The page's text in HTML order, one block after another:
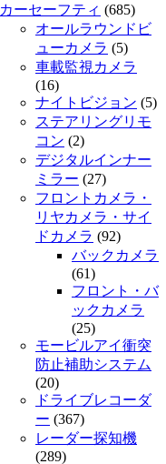
カーセーフティ (685)
オールラウンドビ
ューカメラ (5)
車載監視カメラ
(16)
ナイトビジョン (5)
ステアリングリモ
コン (2)
デジタルインナー
ミラー (27)
フロントカメラ・
リヤカメラ・サイ
ドカメラ (92)
バックカメラ
(61)
フロント・バ
ックカメラ
(25)
モービルアイ衝突
防止補助システム
(20)
ドライブレコーダ
ー (367)
レーダー探知機
(289)